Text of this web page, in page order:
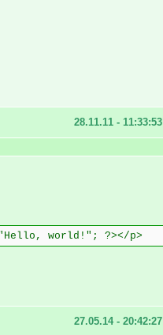
28.11.11 -
"Hello, world!"; ?></p>
27.05.14 -